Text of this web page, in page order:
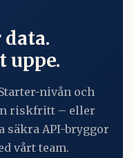
data.
uppe.
nivån och
riskfritt – eller
säkra API-bryggor
vårt team.